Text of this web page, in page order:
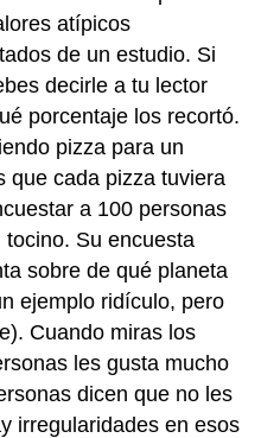
atípicos
de un estudio. Si
decirle a tu lector
porcentaje los recortó.
pizza para un
que cada pizza tuviera
a 100 personas
Su encuesta
sobre de qué planeta
ejemplo ridículo, pero
Cuando miras los
les gusta mucho
dicen que no les
irregularidades en esos